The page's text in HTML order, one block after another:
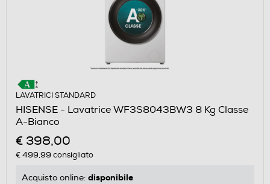
LAVATRICI STANDARD
HISENSE - Lavatrice WF3S8043BW3 8 Kg Classe
A-Bianco
€ 398,00
€ 499,99 consigliato
Acquisto online: disponibile